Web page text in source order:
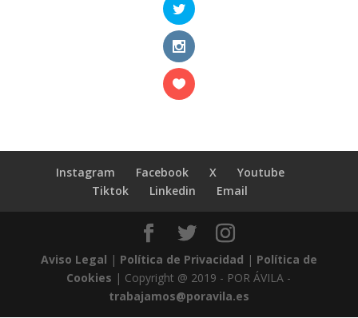
Instagram Facebook X
Youtube
Tiktok
Linkedin Email
Aviso Legal | Política de Privacidad | Política de
Cookies | Copyright @ 2019 - POR ÁVILA -
trabajamos@poravila.es